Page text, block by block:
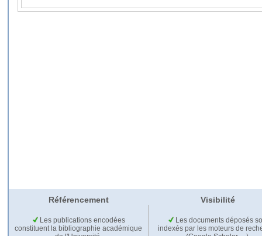
Référencement Visibilité
Les publications encodées
constituent la bibliographie académique
Les documents déposés
indexés par les moteurs de